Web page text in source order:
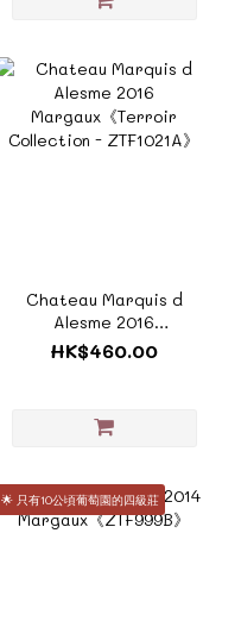
Chateau Marquis d
Alesme 2016
Margaux《Terroir
Collection - ZTF1021A》
HK$460.00
🌟 只有10公頃葡萄園的四級莊